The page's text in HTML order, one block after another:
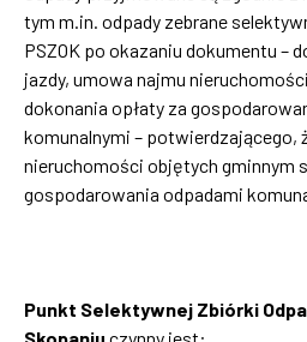
tym m.in. odpady zebrane
PSZOK po okazaniu dokumentu –
jazdy, umowa najmu
dokonania opłaty za
komunalnymi – potwierdzającego,
nieruchomości objętych gminnym
gospodarowania odpadami
Punkt Selektywnej Zbiórki